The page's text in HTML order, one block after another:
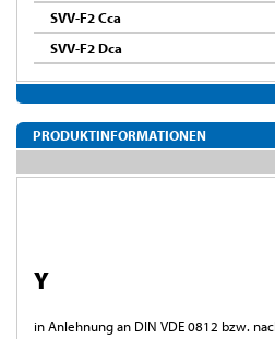
SVV-F2 Cca
SVV-F2 Dca
PRODUKTINFORMATIONEN
Y
in Anlehnung an DIN VDE 0812 bzw.